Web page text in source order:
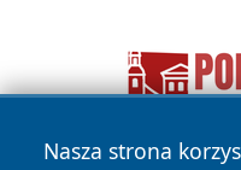
Nasza strona